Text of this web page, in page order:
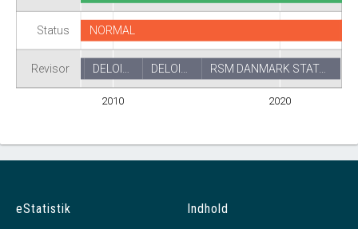
Status
Revisor
2010 2020
NORMAL
RSM DANMARK STAT…
DELOI… DELOI…
eStatistik Indhold